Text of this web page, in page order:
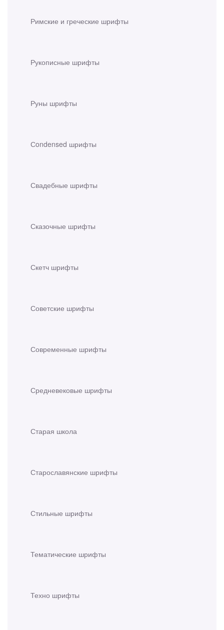
Римские и греческие шрифты
Рукописные шрифты
Руны шрифты
Сondensed шрифты
Свадебные шрифты
Сказочные шрифты
Скетч шрифты
Советские шрифты
Современные шрифты
Средневековые шрифты
Старая школа
Старославянские шрифты
Стильные шрифты
Тематические шрифты
Техно шрифты